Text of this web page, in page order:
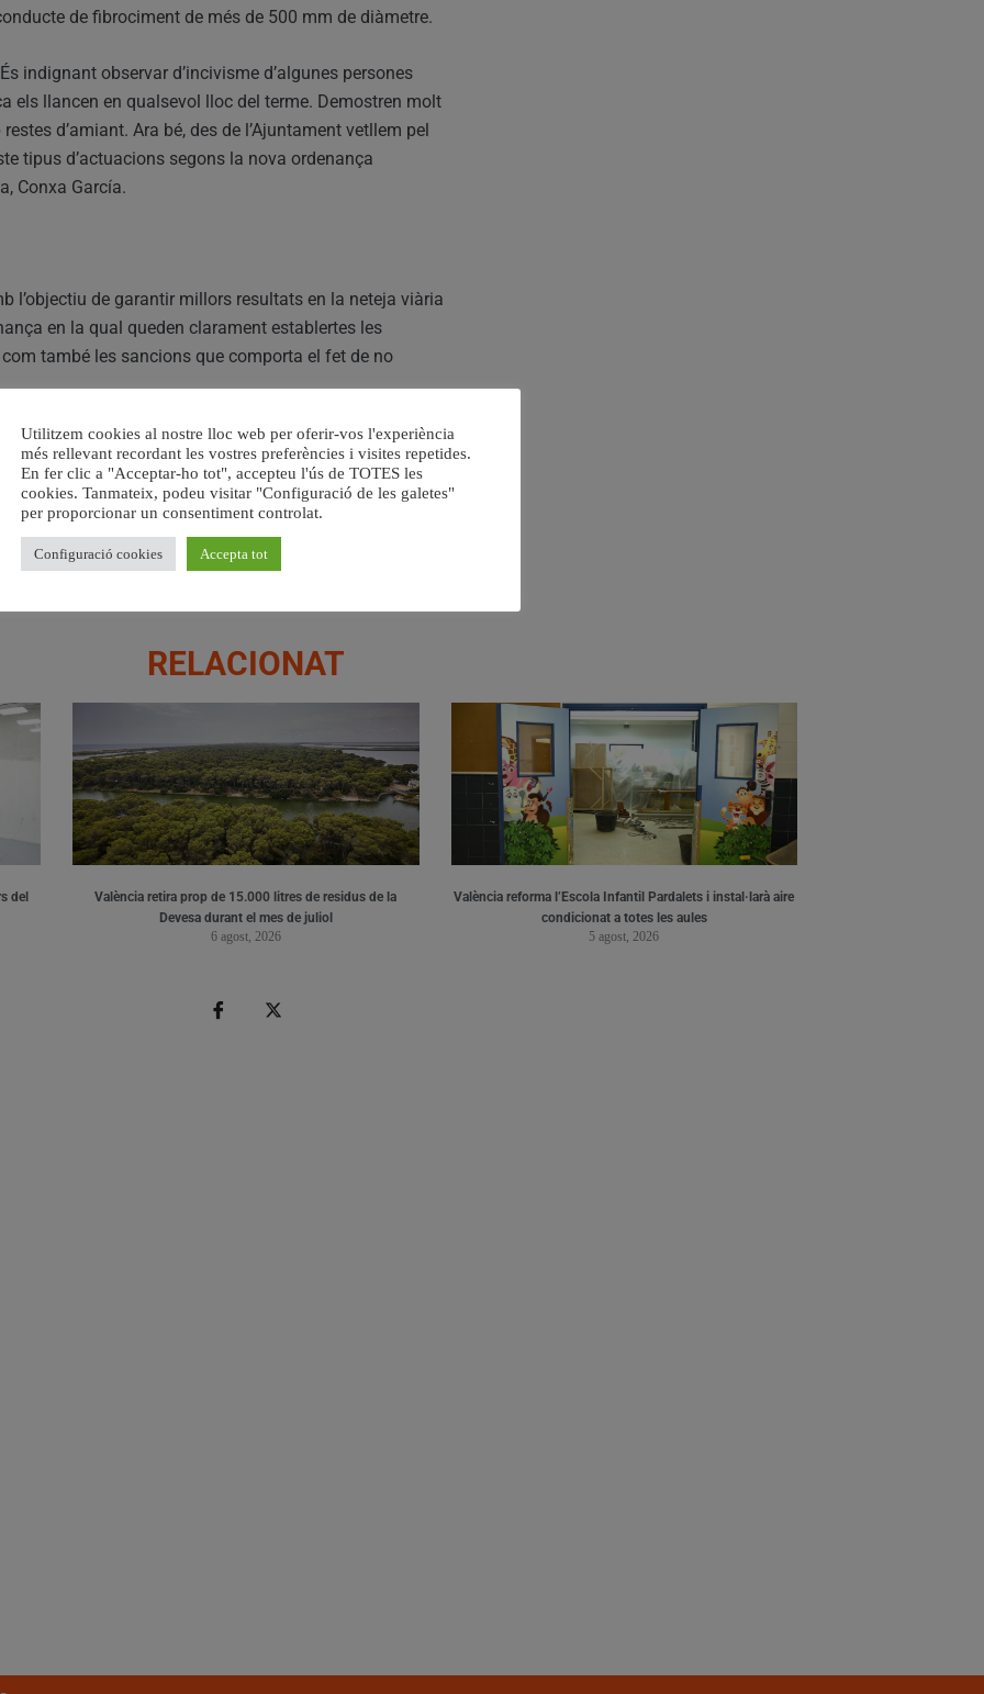
de fibrociment de més de 500 mm de diàmetre.
indignant observar d’incivisme d’algunes persones
els llancen en qualsevol lloc del terme. Demostren molt
d’amiant. Ara bé, des de l’Ajuntament vetllem pel
tipus d’actuacions segons la nova ordenança
Conxa García.
l’objectiu de garantir millors resultats en la neteja viària
en la qual queden clarament establertes les
també les sancions que comporta el fet de no
molt greus, i en el cas del amiant es correspon a una
de qualsevol tipus de residu quan s’haja posat en
un dany per al medi ambient”. I també “ Dipositar
incontrolat de qualsevol tipus de residus”. La
fins a 3.000 euros.
RELACIONAT
del
València retira prop de 15.000 litres de residus de la
Devesa durant el mes de juliol
6 agost, 2026
València reforma l’Escola Infantil Pardalets i instal·larà aire
condicionat a totes les aules
5 agost, 2026
Utilitzem cookies al nostre lloc web per oferir-vos l'experiència
més rellevant recordant les vostres preferències i visites repetides.
En fer clic a "Acceptar-ho tot", accepteu l'ús de TOTES les
cookies. Tanmateix, podeu visitar "Configuració de les galetes"
per proporcionar un consentiment controlat.
Configuració cookies Accepta tot